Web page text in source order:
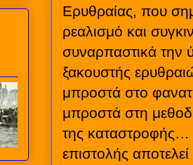
Ερυθραίας, που
ρεαλισμό και
συναρπαστικά την
ξακουστής
μπροστά στο
μπροστά στη
της καταστροφής…
επιστολής